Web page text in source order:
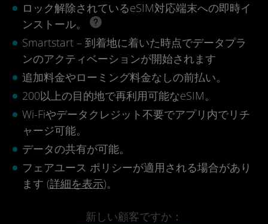
ロック解除されているeSIM対応端末への即時イ
ンストール。
Smartstart – 到着地に着いた時点でデータプラ
ンのアクティベーションが開始されます
追加料金やローミング料金なしの前払い。
200以上の目的地で再利用可能なeSIM。
Wi-Fiやデータクレジット不要でアプリ内でリチ
ャージ可能。
データの共有が可能。
フェアユース ポリシーが適用される場合があり
ます (詳細を表示)。
新しい顧客ですか：